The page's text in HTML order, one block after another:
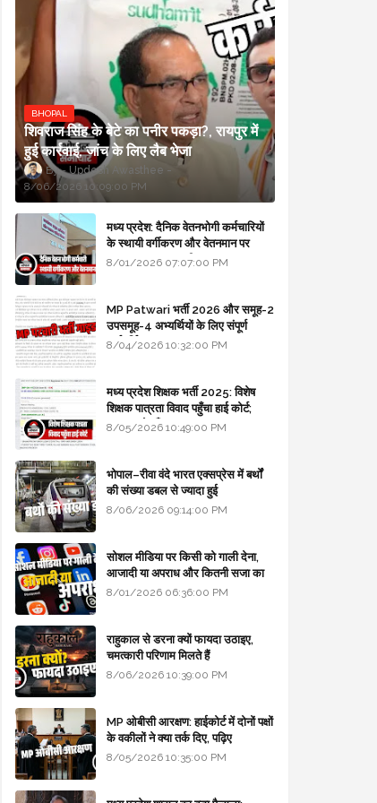
BHOPAL
शिवराज सिंह के बेटे का पनीर पकड़ा?, रायपुर में
हुई कार्रवाई, जांच के लिए लैब भेजा
Updesh Awasthee
8/06/2026 10:09:00 PM
मध्य प्रदेश: दैनिक वेतनभोगी कर्मचारियों
के स्थायी वर्गीकरण और वेतनमान पर
सरकार का बड़ा स्पष्टीकरण
8/01/2026 07:07:00 PM
MP Patwari भर्ती 2026 और समूह-2
उपसमूह-4 अभ्यर्थियों के लिए संपूर्ण
मार्गदर्शिका
8/04/2026 10:32:00 PM
मध्य प्रदेश शिक्षक भर्ती 2025: विशेष
शिक्षक पात्रता विवाद पहुँचा हाई कोर्ट;
सरकार से माँगा जवाब
8/05/2026 10:49:00 PM
भोपाल–रीवा वंदे भारत एक्सप्रेस में बर्थों
की संख्या डबल से ज्यादा हुई
8/06/2026 09:14:00 PM
सोशल मीडिया पर किसी को गाली देना,
आजादी या अपराध और कितनी सजा का
प्रावधान - free legal advice
8/01/2026 06:36:00 PM
राहुकाल से डरना क्यों फायदा उठाइए,
चमत्कारी परिणाम मिलते हैं
8/06/2026 10:39:00 PM
MP ओबीसी आरक्षण: हाईकोर्ट में दोनों पक्षों
के वकीलों ने क्या तर्क दिए, पढ़िए
8/05/2026 10:35:00 PM